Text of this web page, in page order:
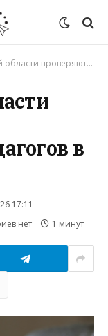
с оскорблениями педагогов в соцсетях
в
17:11
нет 1 минут